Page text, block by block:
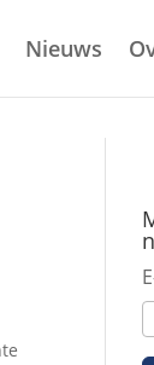
Nieuws